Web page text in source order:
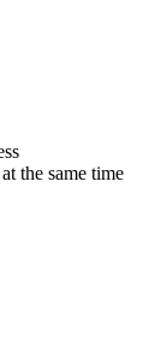
the same time